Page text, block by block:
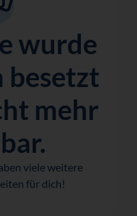
wurde
besetzt
mehr
viele weitere
für dich!